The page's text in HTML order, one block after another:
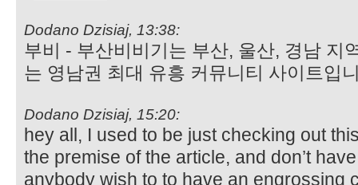
Dodano Dzisiaj, 13:38:
부비 - 부산비비기는 부산, 울산, 경남 지
는 영남권 최대 유흥 커뮤니티 사이트입
Dodano Dzisiaj, 15:20:
hey all, I used to be just checking out
the premise of the article, and don’t
anybody wish to to have an engrossing